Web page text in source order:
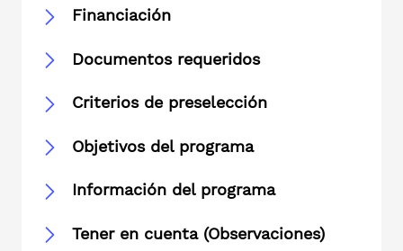
Financiación
Documentos requeridos
Criterios de preselección
Objetivos del programa
Información del programa
Tener en cuenta (Observaciones)